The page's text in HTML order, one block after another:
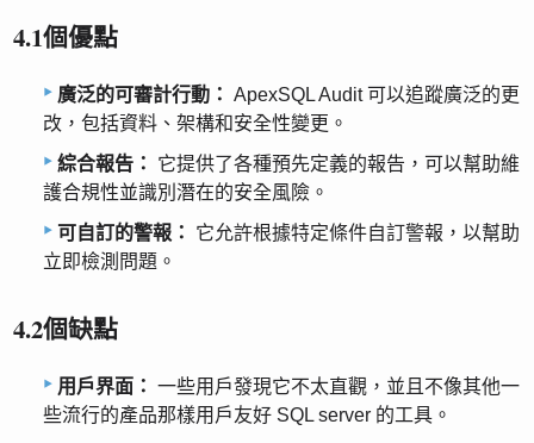
4.1個優點
廣泛的可審計行動： ApexSQL Audit 可以追蹤廣泛的更
改，包括資料、架構和安全性變更。
綜合報告：
它提供了各種預先定義的報告，可以幫助維
護合規性並識別潛在的安全風險。
可自訂的警報：
它允許根據特定條件自訂警報，以幫助
立即檢測問題。
4.2個缺點
用戶界面： 一些用戶發現它不太直觀，並且不像其他一
些流行的產品那樣用戶友好 SQL server 的工具。